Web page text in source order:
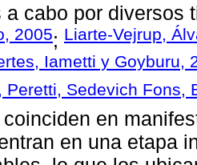
a cabo por diversos
2005; Liarte-Vejrup,
Iametti y Goyburu,
Peretti, Sedevich Fons,
en
en una etapa